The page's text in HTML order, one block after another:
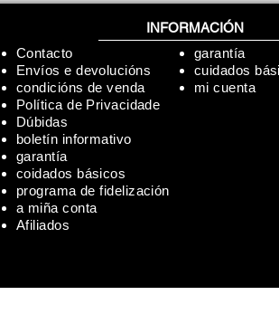
INFORMACIÓN
Contacto
Envíos e devolucións
condicións de venda
Política de Privacidade
Dúbidas
boletín informativo
garantía
coidados básicos
programa de fidelización
a miña conta
Afiliados
garantía
cuidados
mi cuenta